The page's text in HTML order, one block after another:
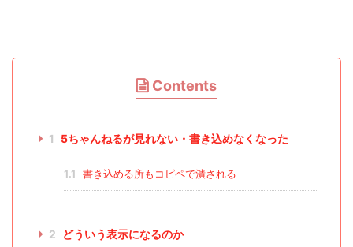
Contents
1 5ちゃんねるが見れない・書き込めなくなった
1.1 書き込める所もコピペで潰される
2 どういう表示になるのか